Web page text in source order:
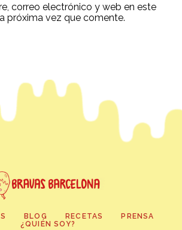
correo electrónico y web en este
próxima vez que comente.
BLOG RECETAS
PRENSA
¿QUIÉN SOY?